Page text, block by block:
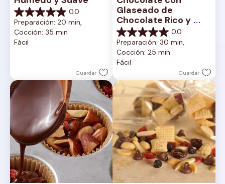
0.0
0.0
de
5
estrellas.
Preparación: 20 min,
Cocción: 35 min
Fácil
Guardar
Glaseado de
Chocolate Rico y
Cremoso
0.0
0.0
de
5
estrellas.
Preparación: 30 min,
Cocción: 25 min
Fácil
Guardar